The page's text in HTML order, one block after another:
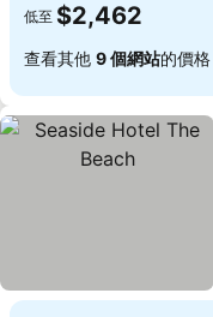
低至 $2,462
查看其他 9 個網站的價格